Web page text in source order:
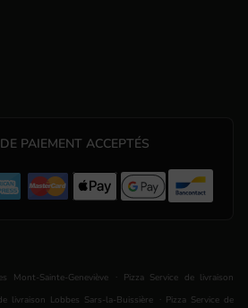
PAIEMENT ACCEPTÉS
Mont-Sainte-Geneviève . Pizza Service de livraison
livraison Lobbes Sars-la-Buissière . Pizza Service de